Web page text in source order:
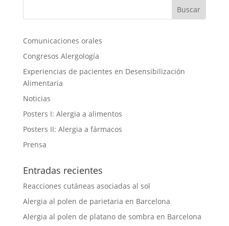
Comunicaciones orales
Congresos Alergología
Experiencias de pacientes en Desensibilización
Alimentaria
Noticias
Posters I: Alergia a alimentos
Posters II: Alergia a fármacos
Prensa
Entradas recientes
Reacciones cutáneas asociadas al sol
Alergia al polen de parietaria en Barcelona
Alergia al polen de platano de sombra en Barcelona